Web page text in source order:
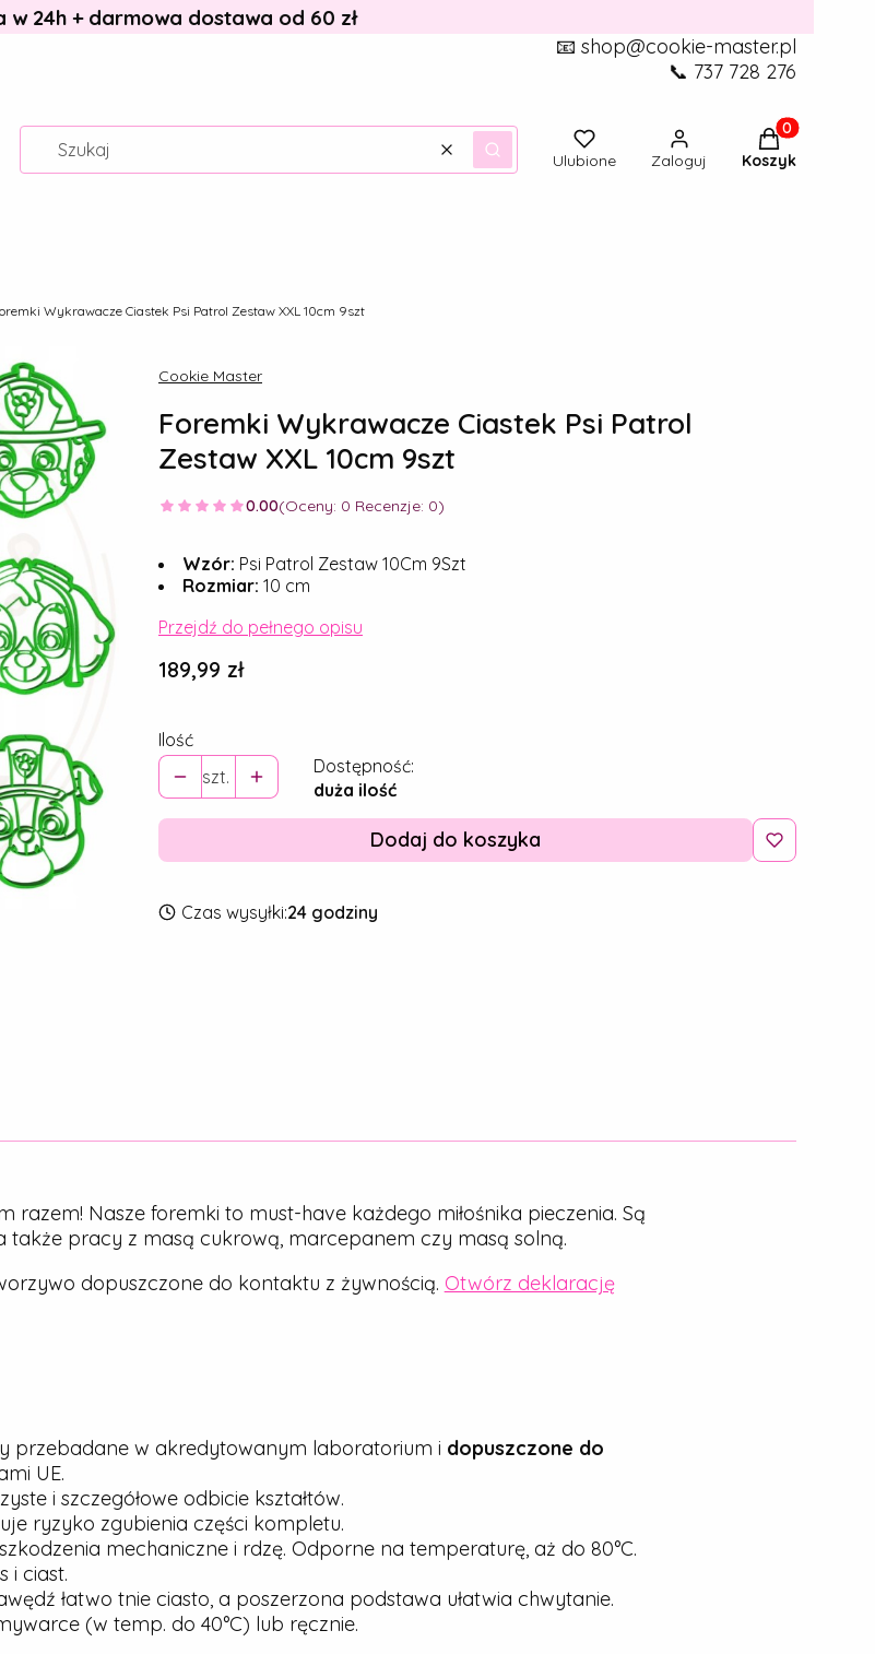
w 24h + darmowa dostawa od 60 zł
📧 shop@cookie-master.pl
📞 737 728 276
WyczyśćSzukaj Ulubione Zaloguj
Produkty w
Koszyk
Wykrawacze Ciastek Psi Patrol Zestaw XXL 10cm 9szt
Cookie Master
Foremki Wykrawacze Ciastek Psi Patrol
Zestaw XXL 10cm 9szt
0.00(Oceny: 0 Recenzje: 0)
Wzór: Psi Patrol Zestaw 10Cm 9Szt
Rozmiar: 10 cm
Przejdź do pełnego opisu
Cena
189,99 zł
Ilość
szt.
Dostępność:
duża ilość
Dodaj do koszyka
Czas wysyłki:24 godziny
razem! Nasze foremki to must-have każdego miłośnika pieczenia. Są
także pracy z masą cukrową, marcepanem czy masą solną.
dopuszczone do kontaktu z żywnością. Otwórz deklarację
przebadane w akredytowanym laboratorium i dopuszczone do
UE.
i szczegółowe odbicie kształtów.
ryzyko zgubienia części kompletu.
mechaniczne i rdzę. Odporne na temperaturę, aż do 80°C.
i ciast.
łatwo tnie ciasto, a poszerzona podstawa ułatwia chwytanie.
(w temp. do 40°C) lub ręcznie.